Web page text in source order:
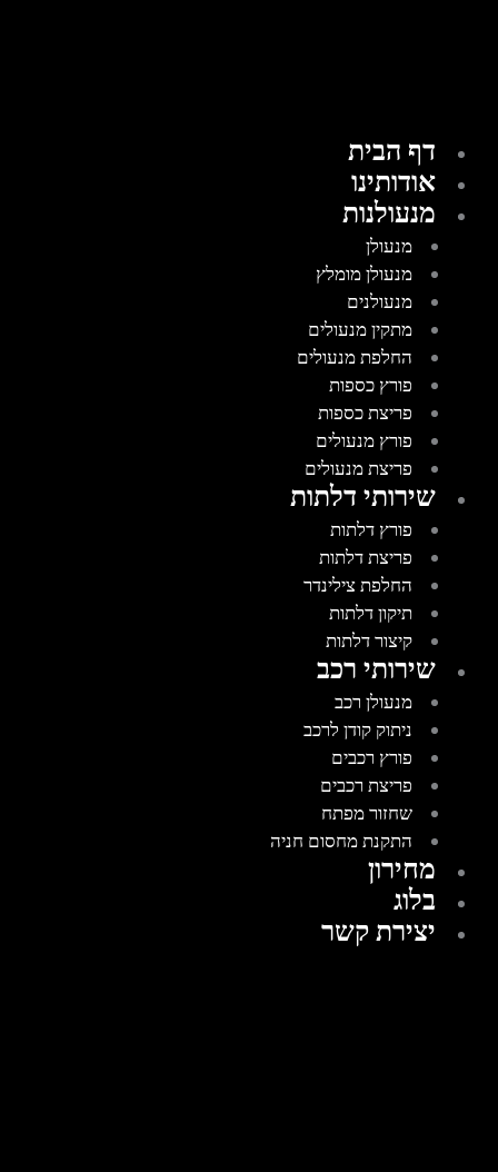
דף הבית
אודותינו
מנעולנות
מנעולן
מנעולן מומלץ
מנעולנים
מתקין מנעולים
החלפת מנעולים
פורץ כספות
פריצת כספות
פורץ מנעולים
פריצת מנעולים
שירותי דלתות
פורץ דלתות
פריצת דלתות
החלפת צילינדר
תיקון דלתות
קיצור דלתות
שירותי רכב
מנעולן רכב
ניתוק קודן לרכב
פורץ רכבים
פריצת רכבים
שחזור מפתח
התקנת מחסום חניה
מחירון
בלוג
יצירת קשר